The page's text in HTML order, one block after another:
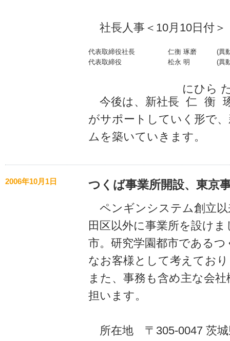
社長人事＜10月10日付＞
代表取締役社長 仁衡 琢磨
(異
代表取締役
松永 明 (異
今後は、新社長 仁衡
にひら
がサポートしていく形で
ムを築いていきます。
2006年10月1日 つくば事業所開設、東京
ペンギンシステム創立以
田区以外に事業所を設け
市。研究学園都市である
なお客様として考えてお
また、事務も含め主な会
担います。
所在地 〒305-0047 茨城